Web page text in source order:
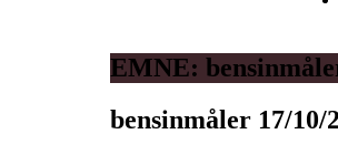
EMNE:
bensinmåler 17/10/